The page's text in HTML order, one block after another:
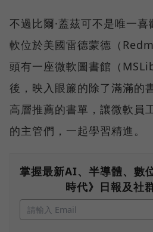
不過比爾·蓋茲可不是唯一
軟位於美國雷德蒙德（
頭有一座微軟圖書館（
後，映入眼簾的除了滿滿的
高層推薦的書單，讓微軟員
的主管們，一起學習精進。
掌握最新AI、半導體、數
時代》日報及社